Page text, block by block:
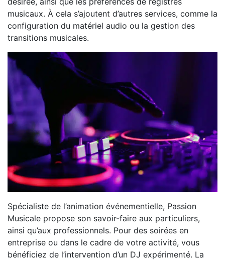
musicaux. À cela s’ajoutent d’autres services, comme la
configuration du matériel audio ou la gestion des
transitions musicales.
Spécialiste de l’animation événementielle, Passion
Musicale propose son savoir-faire aux particuliers,
ainsi qu’aux professionnels. Pour des soirées en
entreprise ou dans le cadre de votre activité, vous
bénéficiez de l’intervention d’un DJ expérimenté. La